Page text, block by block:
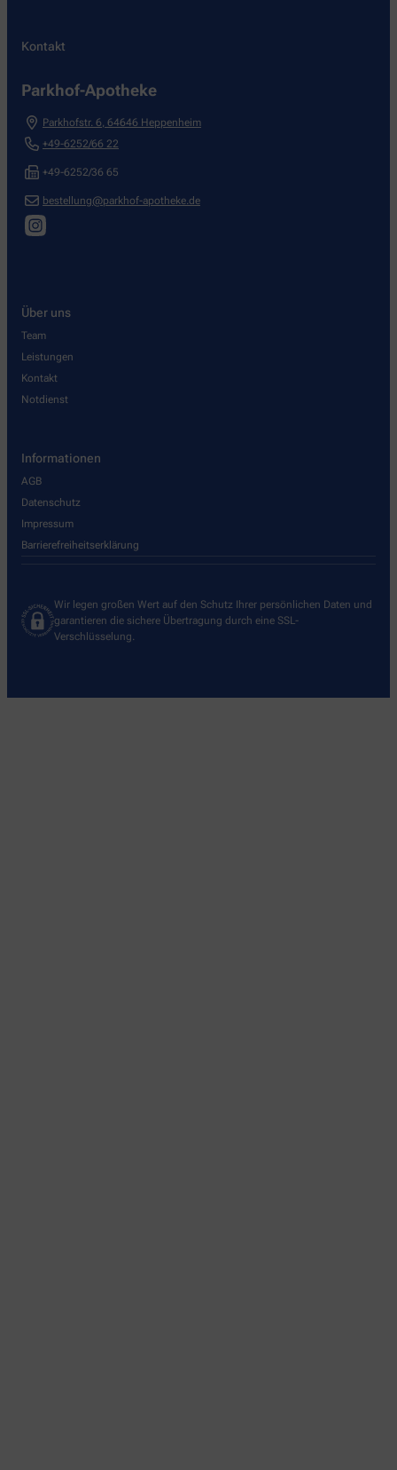
Kontakt
Parkhof-Apotheke
Parkhofstr. 6, 64646 Heppenheim
+49-6252/66 22
+49-6252/36 65
bestellung@parkhof-apotheke.de
Über uns
Team
Leistungen
Kontakt
Notdienst
Informationen
AGB
Datenschutz
Impressum
Barrierefreiheitserklärung
Wir legen großen Wert auf den Schutz Ihrer persönlichen Daten und
garantieren die sichere Übertragung durch eine SSL-
Verschlüsselung.